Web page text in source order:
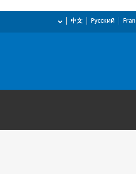
Русский
中文